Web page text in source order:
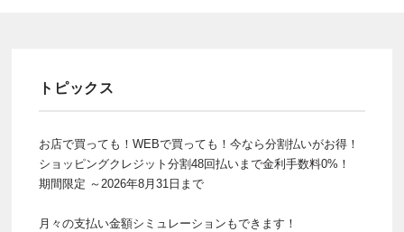
トピックス
お店で買っても！WEBで買っても！今なら分割払いがお得！
ショッピングクレジット分割48回払いまで金利手数料0%！
期間限定 ～2026年8月31日まで
月々の支払い金額シミュレーションもできます！